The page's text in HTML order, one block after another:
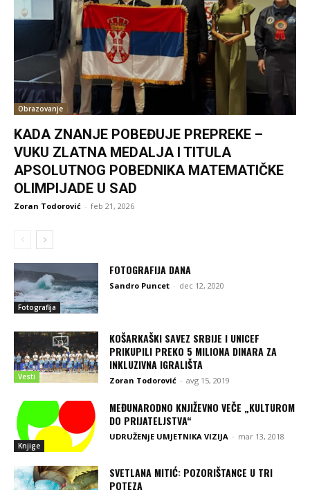
Obrazovanje
KADA ZNANJE POBEĐUJE PREPREKE –
VUKU ZLATNA MEDALJA I TITULA
APSOLUTNOG POBEDNIKA MATEMATIČKE
OLIMPIJADE U SAD
Zoran Todorović - feb 21, 2026
Fotografija
FOTOGRAFIJA DANA
Sandro Puncet - dec 12, 2020
Vesti
KOŠARKAŠKI SAVEZ SRBIJE I UNICEF
PRIKUPILI PREKO 5 MILIONA DINARA ZA
INKLUZIVNA IGRALIŠTA
Zoran Todorović - avg 15, 2019
Knjige
MEĐUNARODNO KNJIŽEVNO VEČE „KULTUROM
DO PRIJATELJSTVA“
UDRUŽENjE UMJETNIKA VIZIJA - mar 13, 2018
SVETLANA MITIĆ: POZORIŠTANCE U TRI
POTEZA